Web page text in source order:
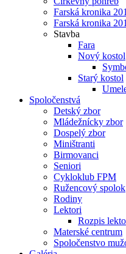
Farská kronika
Farská kronika
Stavba
Fara
Nový kostol
Starý kostol
Spoločenstvá
Detský zbor
Mládežnícky zbor
Dospelý zbor
Miništranti
Birmovanci
Seniori
Cykloklub FPM
Ružencový spolok
Rodiny
Lektori
Rozpis
Materské centrum
Spoločenstvo